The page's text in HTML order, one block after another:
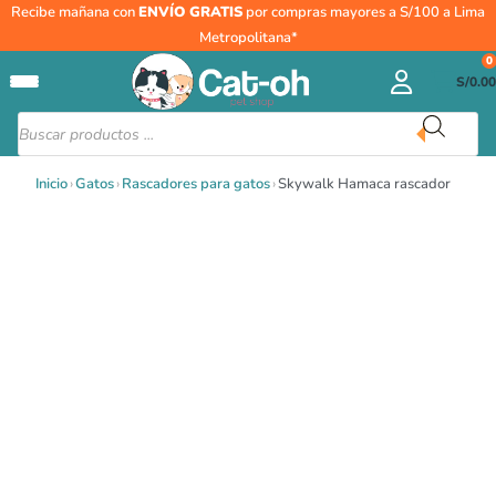
Recibe mañana conENVÍO GRATIS por compras mayores a S/100 a Lima
Metropolitana*
Búsqueda
de
productos
S/0.00
0
Inicio›Gatos›Rascadores para gatos›Skywalk Hamaca rascador